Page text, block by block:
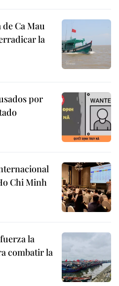
Ca Mau
la
por
Chi Minh
la
combatir la